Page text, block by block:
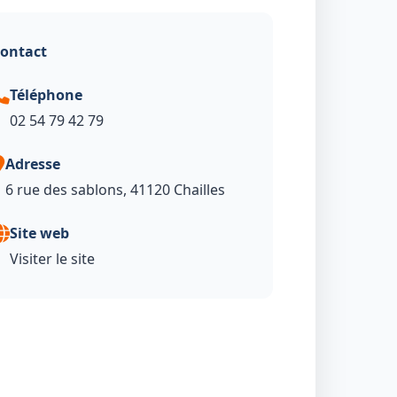
Téléphone
02 54 79 42 79
Adresse
6 rue des sablons, 41120 Chailles
Site web
Visiter le site